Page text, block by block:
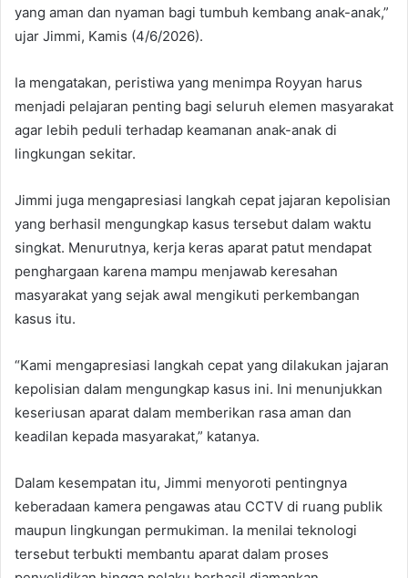
yang aman dan nyaman bagi tumbuh kembang anak-anak,”
ujar Jimmi, Kamis (4/6/2026).
Ia mengatakan, peristiwa yang menimpa Royyan harus
menjadi pelajaran penting bagi seluruh elemen masyarakat
agar lebih peduli terhadap keamanan anak-anak di
lingkungan sekitar.
Jimmi juga mengapresiasi langkah cepat jajaran kepolisian
yang berhasil mengungkap kasus tersebut dalam waktu
singkat. Menurutnya, kerja keras aparat patut mendapat
penghargaan karena mampu menjawab keresahan
masyarakat yang sejak awal mengikuti perkembangan
kasus itu.
“Kami mengapresiasi langkah cepat yang dilakukan jajaran
kepolisian dalam mengungkap kasus ini. Ini menunjukkan
keseriusan aparat dalam memberikan rasa aman dan
keadilan kepada masyarakat,” katanya.
Dalam kesempatan itu, Jimmi menyoroti pentingnya
keberadaan kamera pengawas atau CCTV di ruang publik
maupun lingkungan permukiman. Ia menilai teknologi
tersebut terbukti membantu aparat dalam proses